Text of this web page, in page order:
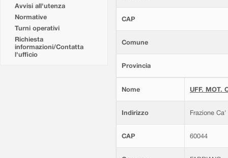
Avvisi all'utenza
Normative
Turni operativi
Richiesta
informazioni/Contatta
l'ufficio
CAP
Comune
Provincia
Nome UFF. MOT.
Indirizzo Frazione
CAP 60044